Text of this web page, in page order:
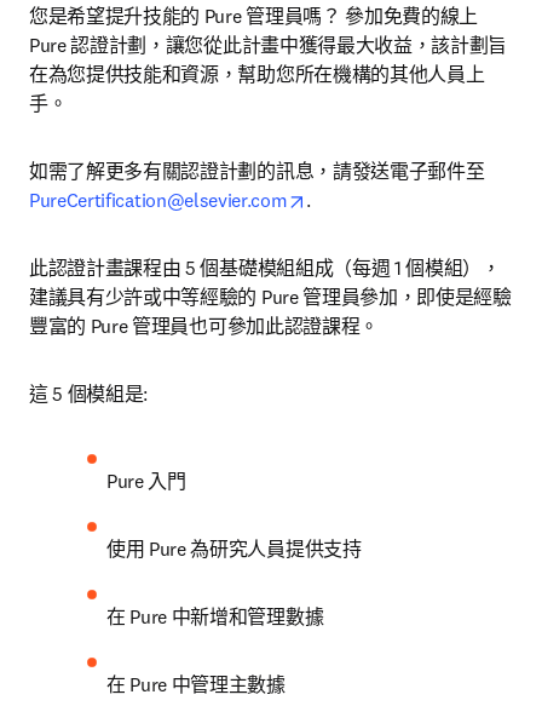
您是希望提升技能的 Pure 管理員嗎？ 參加免費的線上
Pure 認證計劃，讓您從此計畫中獲得最大收益，該計劃旨
在為您提供技能和資源，幫助您所在機構的其他人員上
手。
PureCertification@elsevier.com
opens in new tab/window
.
此認證計畫課程由 5 個基礎模組組成（每週 1 個模組），
建議具有少許或中等經驗的 Pure 管理員參加，即使是經驗
豐富的 Pure 管理員也可參加此認證課程。
這 5 個模組是:
Pure 入門
使用 Pure 為研究人員提供支持
在 Pure 中新增和管理數據
在 Pure 中管理主數據